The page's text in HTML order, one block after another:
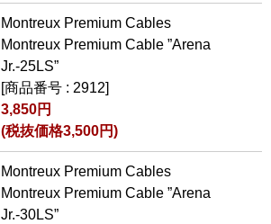
Montreux Premium Cables
Montreux Premium Cable ”Arena
Jr.-25LS”
[商品番号 : 2912]
3,850円
(税抜価格3,500円)
Montreux Premium Cables
Montreux Premium Cable ”Arena
Jr.-30LS”